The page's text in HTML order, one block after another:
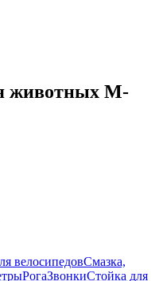
животных M-
велосипедовСмазка,
РогаЗвонкиСтойка для